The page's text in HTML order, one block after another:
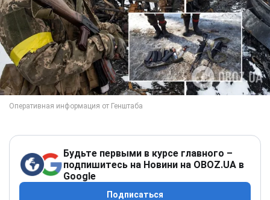
Будьте первыми в курсе главного –
подпишитесь на Новини на OBOZ.UA в
Google
Подписаться